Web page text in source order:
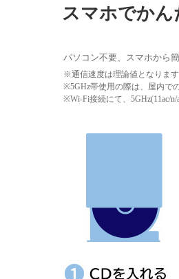
スマホでかん
パソコン不要、スマホから
※通信速度は理論値となりま
※5GHz帯使用の際は、屋内で
※Wi-Fi接続にて、5GHz(11ac/